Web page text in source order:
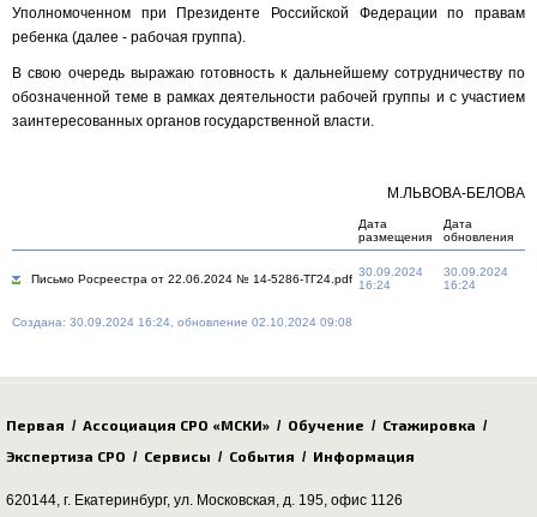
Уполномоченном при Президенте Российской Федерации по правам
ребенка (далее - рабочая группа).
В свою очередь выражаю готовность к дальнейшему сотрудничеству по
обозначенной теме в рамках деятельности рабочей группы и с участием
заинтересованных органов государственной власти.
М.ЛЬВОВА-БЕЛОВА
Дата
размещения
Дата
обновления
Письмо Росреестра от 22.06.2024 № 14-5286-ТГ24.pdf
30.09.2024
16:24
30.09.2024
16:24
Создана: 30.09.2024 16:24, обновление 02.10.2024 09:08
Первая / Ассоциация СРО «МСКИ» / Обучение / Стажировка /
Экспертиза СРО / Сервисы / События / Информация
620144, г. Екатеринбург, ул. Московская, д. 195, офис 1126